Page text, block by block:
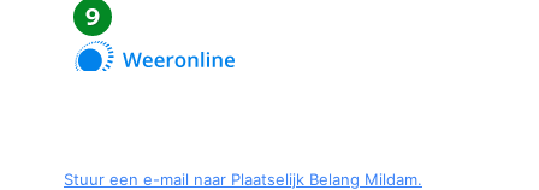
Stuur een e-mail naar Plaatselijk Belang Mildam.